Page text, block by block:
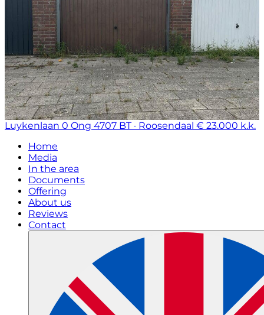
Luykenlaan 0 Ong 4707 BT · Roosendaal € 23.000 k.k.
Home
Media
In the area
Documents
Offering
About us
Reviews
Contact